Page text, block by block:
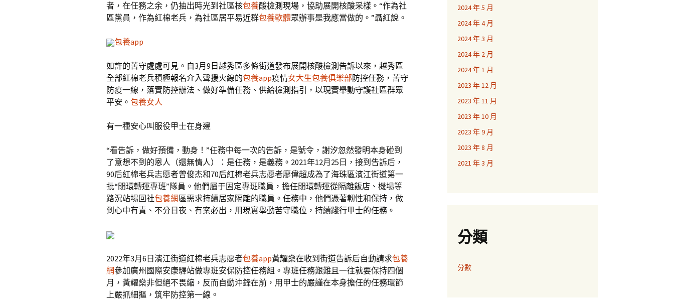
者，在任務之余，仍抽出時光到社區核包養酸檢測現場，協助展開核酸采樣。“作為社
區黨員，作為紅棉老兵，為社區居平易近群包養軟體眾辦事是我應當做的。”聶紅說。
包養app
如許的苦守處處可見。自3月9日越秀區多條街道發布展開核酸檢測告訴以來，越秀區
全部紅棉老兵積極報名介入聲援火線的包養app疫情女大生包養俱樂部防控任務，苦守
防疫一線，落實防控辦法、做好準備任務、供給檢測指引，以現實舉動守護社區群眾
平安。 包養女人
有一種安心叫服役甲士在身邊
“看告訴，做好預備，動身！”任務中每一次的告訴，是號令，謝汐忽然發明本身碰到
了意想不到的恩人（還無情人）：是任務，是義務。2021年12月25日，接到告訴后，
90后紅棉老兵志愿者曾俊杰和70后紅棉老兵志愿者廖偉超成為了海珠區濱江街道第一
批“閉環轉運專班”隊員。他們屬于固定專班職員，擔任閉環轉運從隔離飯店、機場等
路況站場回社包養網區需求持續居家隔離的職員。任務中，他們憑著韌性和保持，做
到心中有責、不分日夜、有案必出，用現實舉動苦守職位，持續踐行甲士的任務。
2022年3月6日濱江街道紅棉老兵志愿者包養app黃耀燊在收到街道告訴后自動請求包養
網參加廣州國際安康驛站做專班安保防控任務組。專班任務艱難且一往就要保持四個
月，黃耀燊非但絕不畏縮，反而自動沖鋒在前，用甲士的嚴謹在本身擔任的任務環節
上嚴抓細摳，筑牢防控第一線。
2024 年 5 月
2024 年 4 月
2024 年 3 月
2024 年 2 月
2024 年 1 月
2023 年 12 月
2023 年 11 月
2023 年 10 月
2023 年 9 月
2023 年 8 月
2021 年 3 月
分類
分數